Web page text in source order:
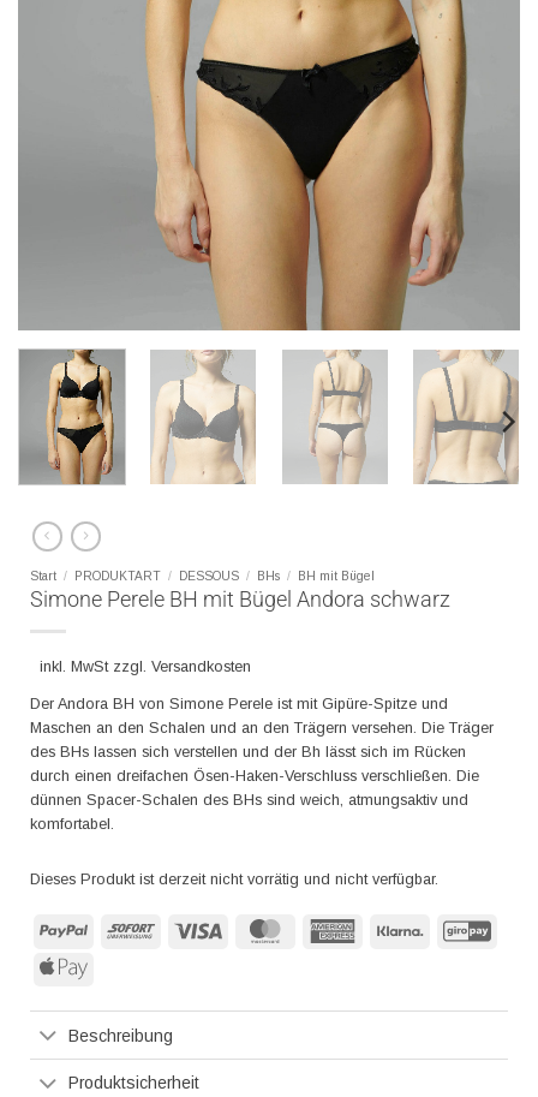
Start / PRODUKTART / DESSOUS / BHs / BH mit Bügel
Simone Perele BH mit Bügel Andora schwarz
inkl. MwSt zzgl. Versandkosten
Der Andora BH von Simone Perele ist mit Gipüre-Spitze und
Maschen an den Schalen und an den Trägern versehen. Die Träger
des BHs lassen sich verstellen und der Bh lässt sich im Rücken
durch einen dreifachen Ösen-Haken-Verschluss verschließen. Die
dünnen Spacer-Schalen des BHs sind weich, atmungsaktiv und
komfortabel.
Dieses Produkt ist derzeit nicht vorrätig und nicht verfügbar.
PayPal Sofort MasterCard American
Klarna
Apple
Beschreibung
Produktsicherheit